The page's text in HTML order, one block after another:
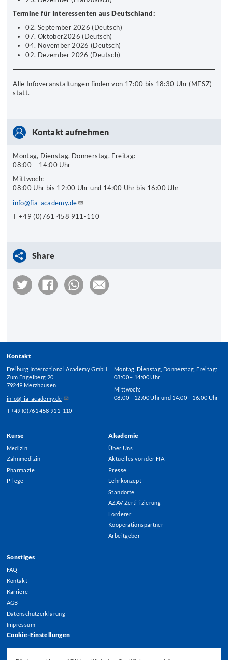
Termine für Interessenten aus Deutschland:
02. September 2026 (Deutsch)
07. Oktober2026 (Deutsch)
04. November 2026 (Deutsch)
02. Dezember 2026 (Deutsch)
Alle Infoveranstaltungen finden von 17:00 bis 18:30 Uhr (MESZ)
statt.
Kontakt aufnehmen
Montag, Dienstag, Donnerstag, Freitag:
08:00 – 14:00 Uhr
Mittwoch:
08:00 Uhr bis 12:00 Uhr und 14:00 Uhr bis 16:00 Uhr
info@fia-academy.de
T +49 (0)761 458 911-110
Share
Kontakt
Freiburg International Academy GmbH
Zum Engelberg 20
79249 Merzhausen
info@fia-academy.de
T +49 (0)761 458 911-110
Montag, Dienstag, Donnerstag, Freitag:
08:00 – 14:00 Uhr
Mittwoch:
08:00 – 12:00 Uhr und 14:00 – 16:00 Uhr
Footer
Menu
Kurse
Medizin
Zahnmedizin
Pharmazie
Pflege
Akademie
Über Uns
Aktuelles von der FIA
Presse
Lehrkonzept
Standorte
AZAV Zertifizierung
Förderer
Kooperationspartner
Arbeitgeber
Sonstiges
FAQ
Kontakt
Karriere
AGB
Datenschutzerklärung
Impressum
Cookie-Einstellungen